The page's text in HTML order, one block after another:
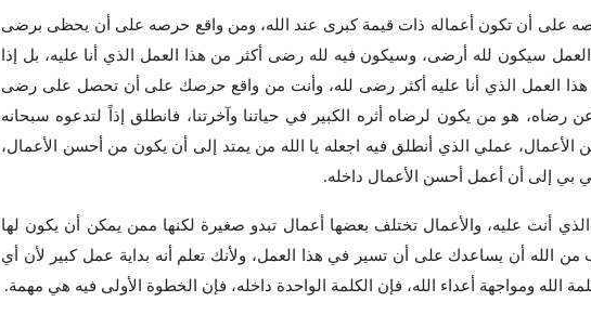
على أن تكون أعماله ذات قيمة كبرى عند الله، ومن واقع حرصه على أن يحظى برضى
العمل سيكون لله أرضى، وسيكون فيه لله رضى أكثر من هذا العمل الذي أنا عليه، بل إذا
هذا العمل الذي أنا عليه أكثر رضى لله، وأنت من واقع حرصك على أن تحصل على رضى
رضاه، هو من يكون لرضاه أثره الكبير في حياتنا وآخرتنا، فانطلق إذاً لتدعوه سبحانه
الأعمال، عملي الذي أنطلق فيه اجعله يا الله من يمتد إلى أن يكون من أحسن الأعمال،
إلى أن أعمل أحسن الأعمال داخله.
أنت عليه، والأعمال تختلف بعضها أعمال تبدو صغيرة لكنها ممن يمكن أن يكون لها
من الله أن يساعدك على أن تسير في هذا العمل، ولأنك تعلم أنه بداية عمل كبير لأن أي
الله ومواجهة أعداء الله، فإن الكلمة الواحدة داخله، فإن الخطوة الأولى فيه هي مهمة.